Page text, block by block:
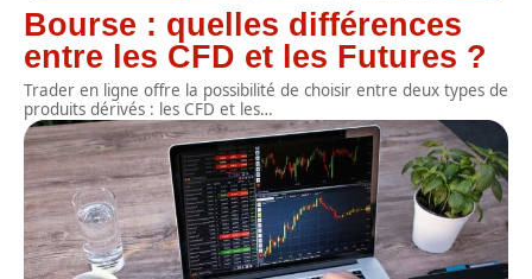
Bourse : quelles différences
entre les CFD et les Futures ?
Trader en ligne offre la possibilité de choisir entre deux types de
produits dérivés : les CFD et les…